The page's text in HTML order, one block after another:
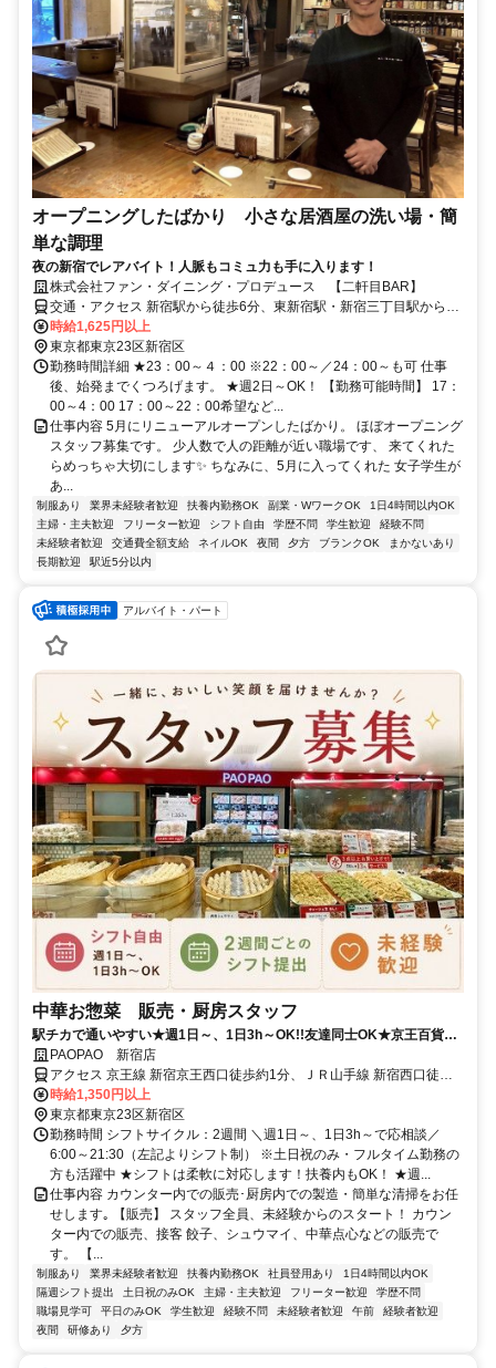
オープニングしたばかり 小さな居酒屋の洗い場・簡
単な調理
夜の新宿でレアバイト！人脈もコミュ力も手に入ります！
株式会社ファン・ダイニング・プロデュース 【二軒目BAR】
交通・アクセス 新宿駅から徒歩6分、東新宿駅・新宿三丁目駅から徒
歩7分
時給1,625円以上
東京都東京23区新宿区
勤務時間詳細 ★23：00～４：00 ※22：00～／24：00～も可 仕事
後、始発までくつろげます。 ★週2日～OK！ 【勤務可能時間】 17：
00～4：00 17：00～22：00希望など...
仕事内容 5月にリニューアルオープンしたばかり。 ほぼオープニング
スタッフ募集です。 少人数で人の距離が近い職場です、 来てくれた
らめっちゃ大切にします✨ ちなみに、5月に入ってくれた 女子学生が
あ...
制服あり 業界未経験者歓迎 扶養内勤務OK 副業・WワークOK
1日4時間以内OK
主婦・主夫歓迎
フリーター歓迎 シフト自由 学歴不問 学生歓迎
経験不問
未経験者歓迎
交通費全額支給 ネイルOK 夜間 夕方 ブランクOK
まかないあり
長期歓迎
駅近5分以内
アルバイト・パート
中華お惣菜 販売・厨房スタッフ
駅チカで通いやすい★週1日～、1日3h～OK!!友達同士OK★京王百貨店
デパ地下勤務！
PAOPAO 新宿店
アクセス 京王線 新宿京王西口徒歩約1分、ＪＲ山手線 新宿西口徒歩
約3分、ＪＲ湘南新宿ライン 新宿西口徒歩約3分
時給1,350円以上
東京都東京23区新宿区
勤務時間 シフトサイクル：2週間 ＼週1日～、1日3h～で応相談／
6:00～21:30（左記よりシフト制） ※土日祝のみ・フルタイム勤務の
方も活躍中 ★シフトは柔軟に対応します！扶養内もOK！ ★週...
仕事内容 カウンター内での販売･厨房内での製造・簡単な清掃をお任
せします｡ 【販売】 スタッフ全員、未経験からのスタート！ カウン
ター内での販売、接客 餃子、シュウマイ、中華点心などの販売で
す。 【...
制服あり 業界未経験者歓迎 扶養内勤務OK 社員登用あり
1日4時間以内OK
隔週シフト提出
土日祝のみOK 主婦・主夫歓迎 フリーター歓迎
学歴不問
職場見学可
平日のみOK 学生歓迎 経験不問 未経験者歓迎 午前
経験者歓迎
夜間
研修あり 夕方